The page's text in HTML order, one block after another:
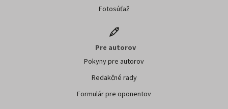
Fotosúťaž
Pre autorov
Pokyny pre autorov
Redakčné rady
Formulár pre oponentov